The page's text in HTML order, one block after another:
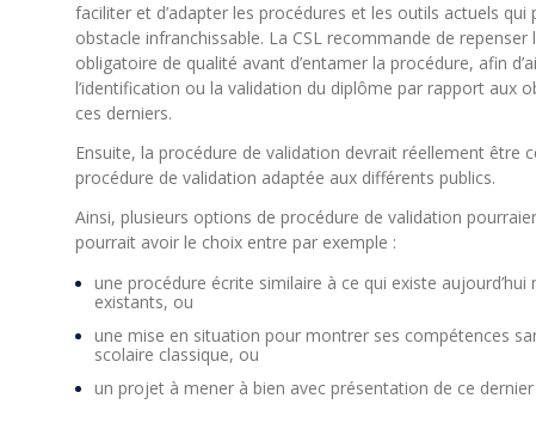
faciliter et d’adapter les procédures et les outils actuels
obstacle infranchissable. La CSL recommande de
obligatoire de qualité avant d’entamer la procédure, afin
l’identification ou la validation du diplôme par rapport aux
ces derniers.
Ensuite, la procédure de validation devrait réellement être
procédure de validation adaptée aux différents publics.
Ainsi, plusieurs options de procédure de validation
pourrait avoir le choix entre par exemple :
une procédure écrite similaire à ce qui existe
existants, ou
une mise en situation pour montrer ses compétences
scolaire classique, ou
un projet à mener à bien avec présentation de ce